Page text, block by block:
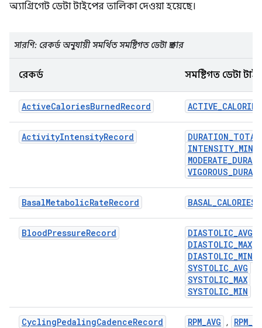
অ্যাগ্রিগেট ডেটা টাইপের তালিকা দেওয়া হয়েছে।
সারণি: রেকর্ড অনুযায়ী সমর্থিত সমষ্টিগত ডেটা প্রকার
রেকর্ড সমষ্টিগত ডেটা
ActiveCaloriesBurnedRecord
ActivityIntensityRecord
DURATION_TOTAL
BasalMetabolicRateRecord
BloodPressureRecord DIASTOLIC_AVG
DIASTOLIC_MAX
DIASTOLIC_MIN
SYSTOLIC_AVG
SYSTOLIC_MAX
SYSTOLIC_MIN
CyclingPedalingCadenceRecord RPM_AVG ,